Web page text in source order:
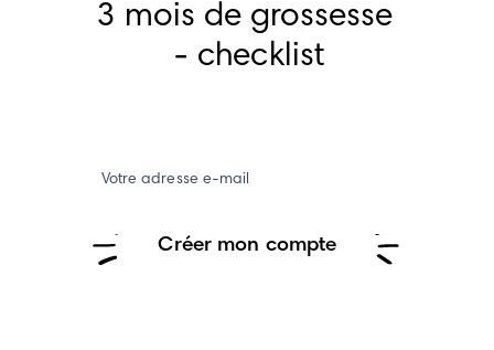
3 mois de grossesse
- checklist
Votre adresse e-mail
Créer mon compte